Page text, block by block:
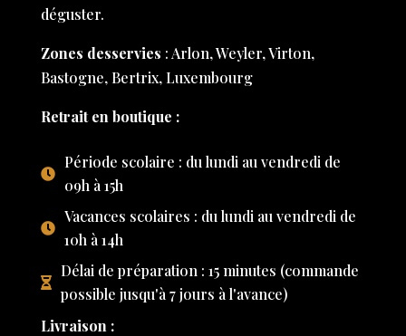
déguster.
Zones desservies : Arlon, Weyler, Virton,
Bastogne, Bertrix, Luxembourg
Retrait en boutique :
Période scolaire : du lundi au vendredi de
09h à 15h
Vacances scolaires : du lundi au vendredi de
10h à 14h
Délai de préparation : 15 minutes (commande
possible jusqu'à 7 jours à l'avance)
Livraison :